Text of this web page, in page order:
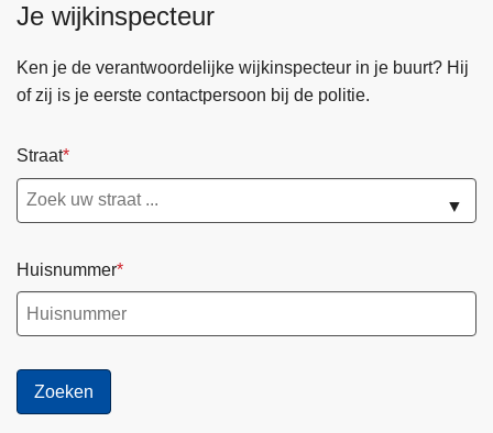
Je wijkinspecteur
Ken je de verantwoordelijke wijkinspecteur in je buurt? Hij
of zij is je eerste contactpersoon bij de politie.
Straat
▼
Huisnummer